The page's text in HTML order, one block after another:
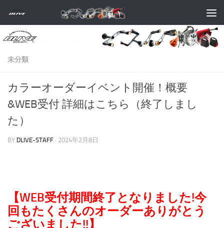
コンテンツへスキップ
未分類
カラーオーダーイベント開催！概要
&WEB受付 詳細はこちら（終了しまし
た）
BY DLIVE-STAFF · 2024年2月8日
【WEB受付期間終了となりました!今
回もたくさんのオーダーありがとう
ございました!!】